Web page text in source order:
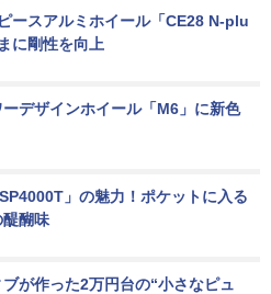
ースアルミホイール「CE28 N-plu
に剛性を向上
ーデザインホイール「M6」に新色
」の魅力！ポケットに入る
醐味
が作った2万円台の“小さなピュ